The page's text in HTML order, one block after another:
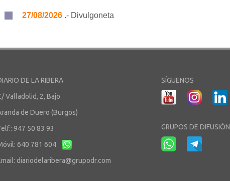
27/08/2026 .- Divulgoneta
DE LA RIBERA
Valladolid, 2, Bajo
de Duero (Burgos)
947 50 83 93
640 781 604
diariodelaribera@grupodr.com
SÍGUENOS
GRUPOS DE DIFUSIÓN